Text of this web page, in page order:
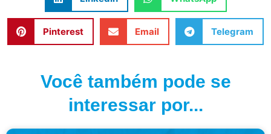
Pinterest Email Telegram
Você também pode se
interessar por...